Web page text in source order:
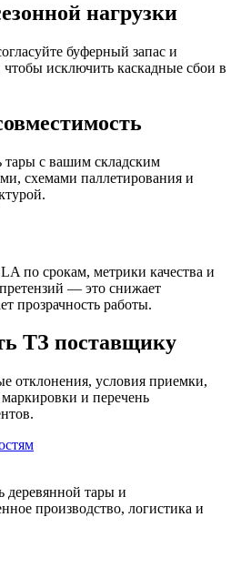
нагрузки
буферный запас и
чтобы исключить каскадные сбои в
тары с вашим складским
схемами паллетирования и
по срокам, метрики качества и
— это снижает
прозрачность работы.
ТЗ поставщику
отклонения, условия приемки,
и перечень
деревянной тары и
производство, логистика и